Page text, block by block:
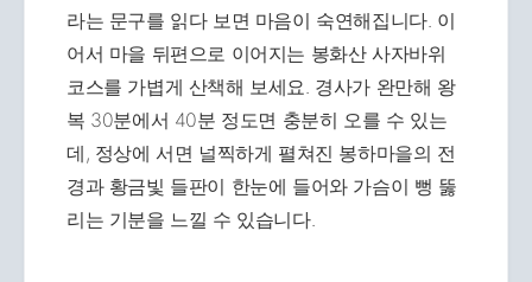
라는 문구를 읽다 보면 마음이 숙연해집니다. 이
어서 마을 뒤편으로 이어지는 봉화산 사자바위
코스를 가볍게 산책해 보세요. 경사가 완만해 왕
복 30분에서 40분 정도면 충분히 오를 수 있는
데, 정상에 서면 널찍하게 펼쳐진 봉하마을의 전
경과 황금빛 들판이 한눈에 들어와 가슴이 뻥 뚫
리는 기분을 느낄 수 있습니다.